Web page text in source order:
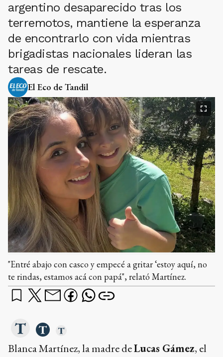
argentino desaparecido tras los
terremotos, mantiene la esperanza
de encontrarlo con vida mientras
brigadistas nacionales lideran las
tareas de rescate.
El Eco de Tandil
"Entré abajo con casco y empecé a gritar ‘estoy aquí, no
te rindas, estamos acá con papá", relató Martínez.
Blanca Martínez, la madre deLucas Gámez, el